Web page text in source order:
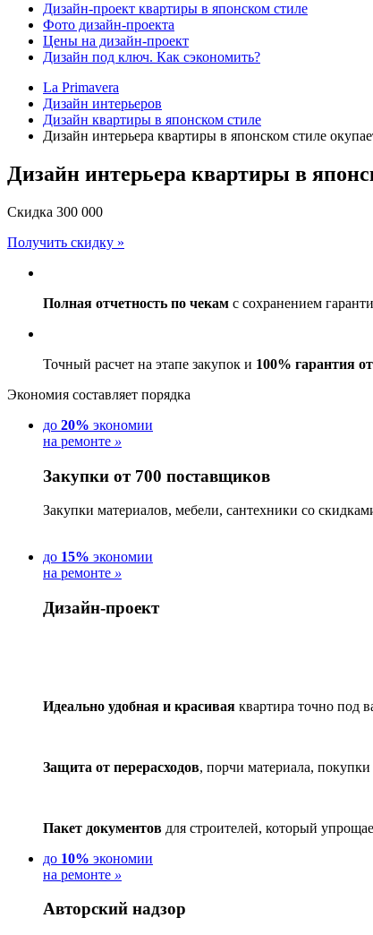
Дизайн-проект квартиры в японском стиле
Фото дизайн-проекта
Цены на дизайн-проект
Дизайн под ключ. Как сэкономить?
La Primavera
Дизайн интерьеров
Дизайн квартиры в японском стиле
Дизайн интерьера квартиры в японском стиле
Дизайн интерьера квартиры в
Скидка 300 000
Получить скидку »
Полная отчетность по чекам с сохранением
Точный расчет на этапе закупок и 100% гарантия
Экономия составляет порядка
до 20% экономии
на ремонте »
Закупки от 700 поставщиков
Закупки материалов, мебели, сантехники со
до 15% экономии
на ремонте »
Дизайн-проект
Идеально удобная и красивая квартира точно под
Защита от перерасходов, порчи материала,
Пакет документов для строителей, который
до 10% экономии
на ремонте »
Авторский надзор